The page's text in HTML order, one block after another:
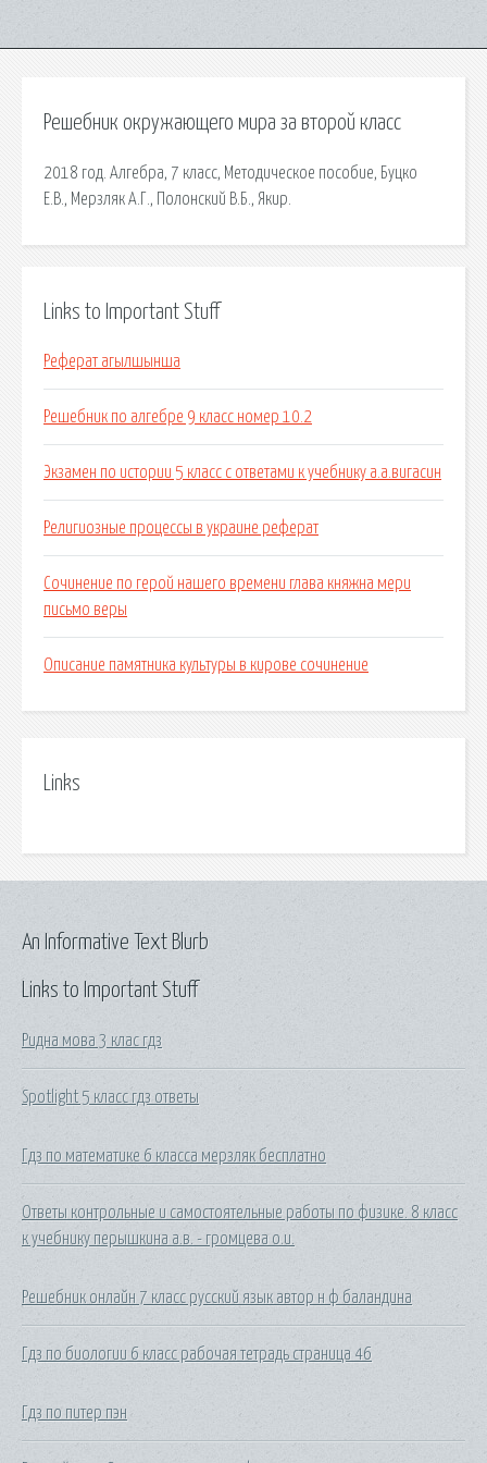
Решебник окружающего мира за второй класс
2018 год. Алгебра, 7 класс, Методическое пособие, Буцко
Е.В., Мерзляк А.Г., Полонский В.Б., Якир.
Links to Important Stuff
Реферат агылшынша
Решебник по алгебре 9 класс номер 10.2
Экзамен по истории 5 класс с ответами к учебнику а.а.вигасин
Религиозные процессы в украине реферат
Сочинение по герой нашего времени глава княжна мери
письмо веры
Описание памятника культуры в кирове сочинение
Links
Links to Important Stuff
Ридна мова 3 клас гдз
Spotlight 5 класс гдз ответы
Гдз по математике 6 класса мерзляк бесплатно
Ответы контрольные и самостоятельные работы по физике. 8 класс
к учебнику перышкина а.в. - громцева о.и.
Решебник онлайн 7 класс русский язык автор н ф баландина
Гдз по биологии 6 класс рабочая тетрадь страница 46
Гдз по питер пэн
An Informative Text Blurb